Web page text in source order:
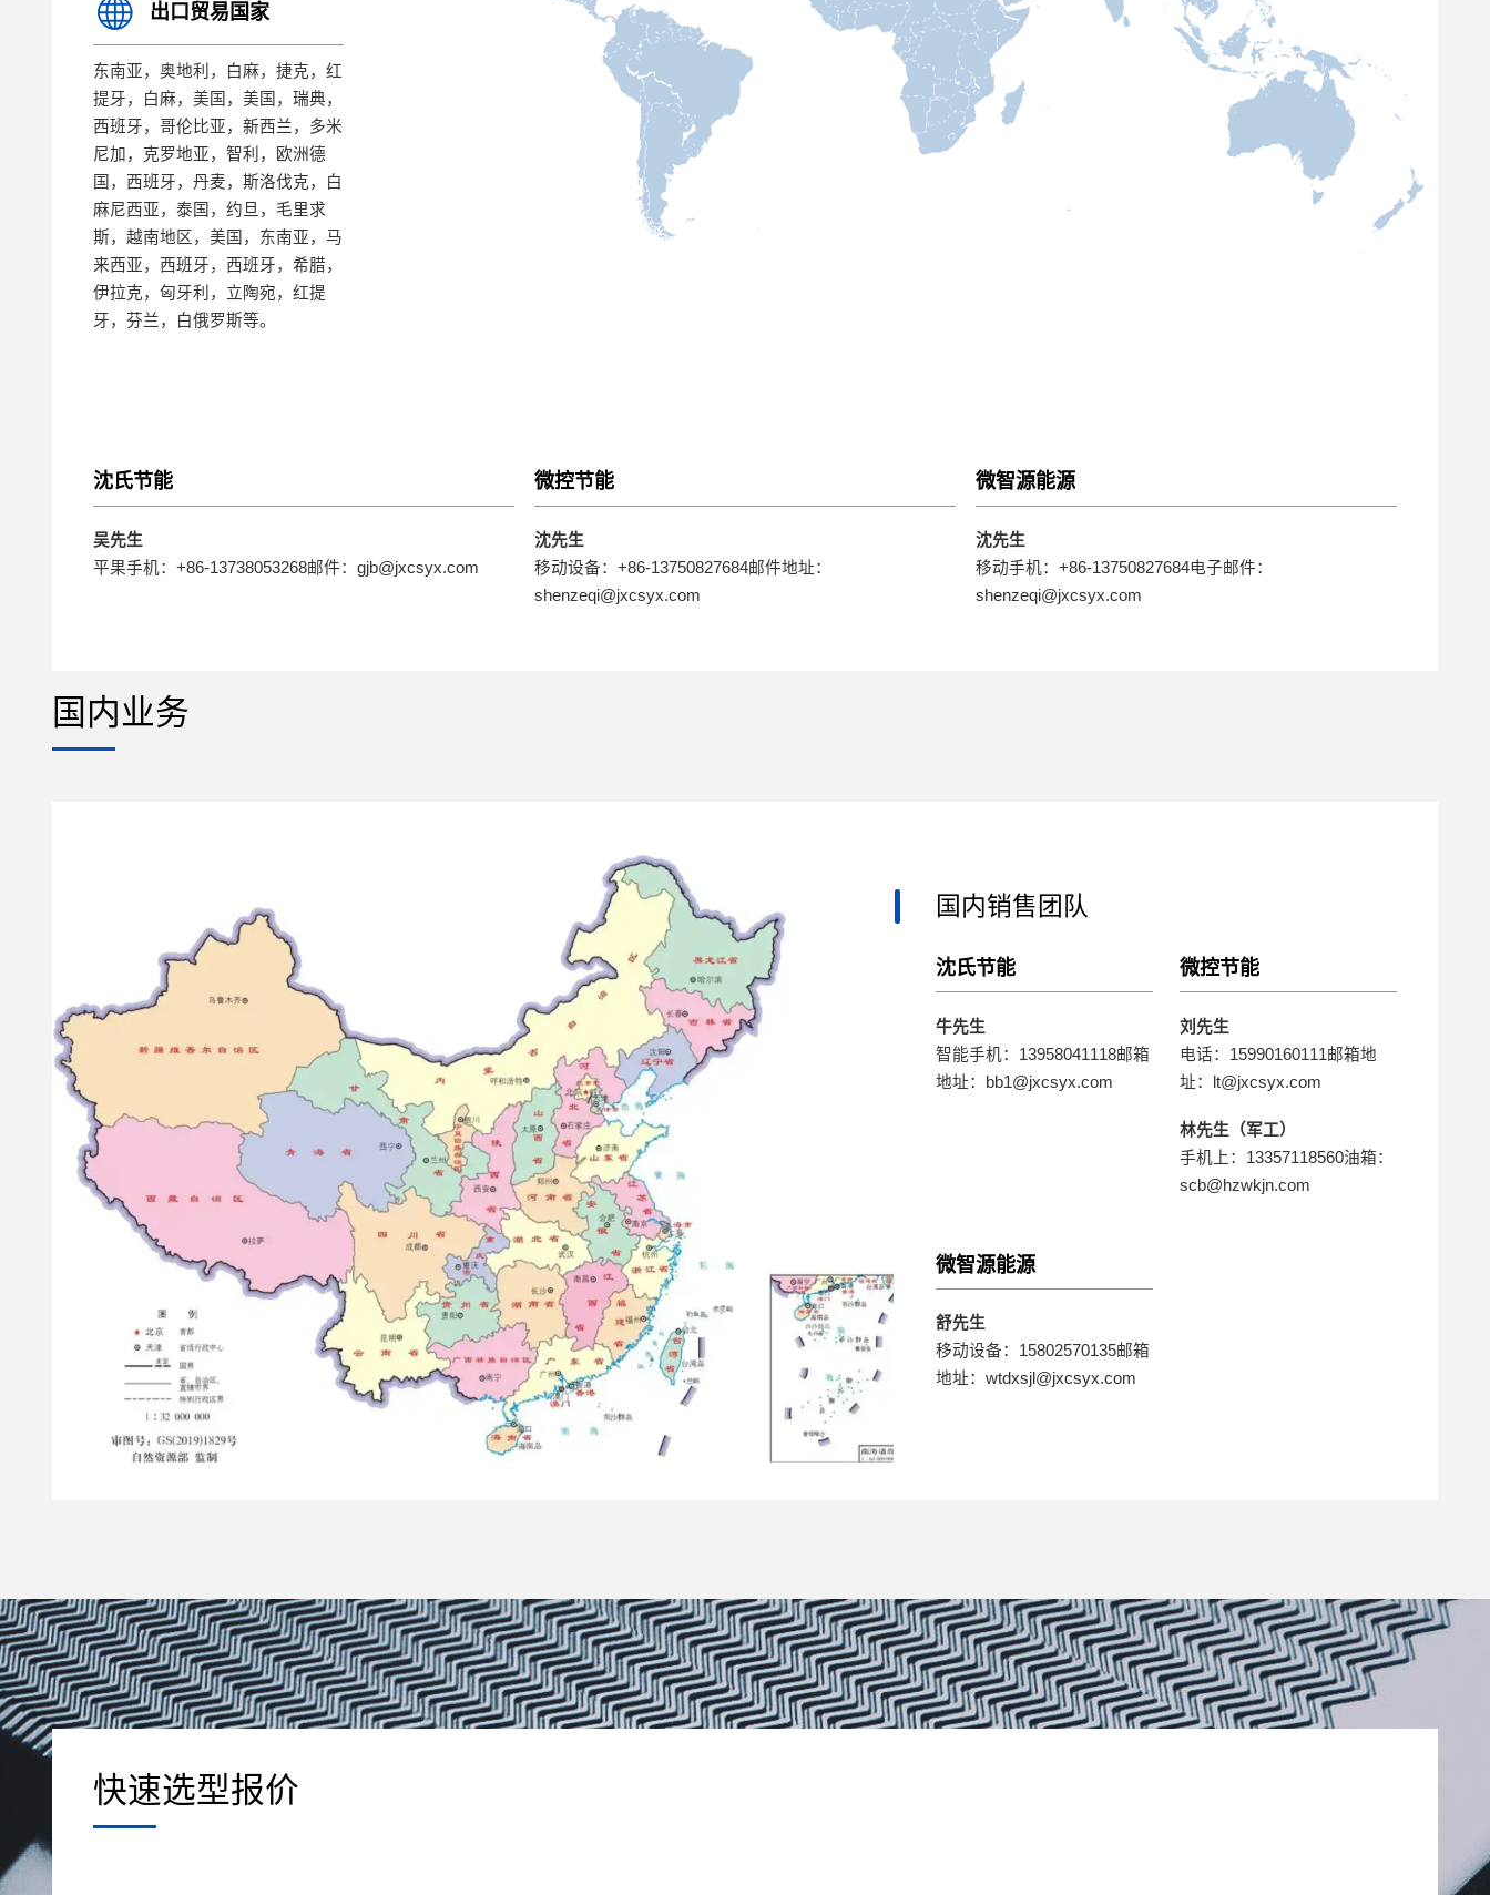
出口贸易国家
东南亚，奥地利，白麻，捷克，红
提牙，白麻，美国，美国，瑞典，
西班牙，哥伦比亚，新西兰，多米
尼加，克罗地亚，智利，欧洲德
国，西班牙，丹麦，斯洛伐克，白
麻尼西亚，泰国，约旦，毛里求
斯，越南地区，美国，东南亚，马
来西亚，西班牙，西班牙，希腊，
伊拉克，匈牙利，立陶宛，红提
牙，芬兰，白俄罗斯等。
沈氏节能
吴先生
平果手机：+86-13738053268邮件：gjb@jxcsyx.com
微控节能
沈先生
移动设备：+86-13750827684邮件地址：
shenzeqi@jxcsyx.com
微智源能源
沈先生
移动手机：+86-13750827684电子邮件：
shenzeqi@jxcsyx.com
国内业务
国内销售团队
沈氏节能
牛先生
智能手机：13958041118邮箱
地址：bb1@jxcsyx.com
微控节能
刘先生
电话：15990160111邮箱地
址：lt@jxcsyx.com
林先生（军工）
手机上：13357118560油箱：
scb@hzwkjn.com
微智源能源
舒先生
移动设备：15802570135邮箱
地址：wtdxsjl@jxcsyx.com
快速选型报价